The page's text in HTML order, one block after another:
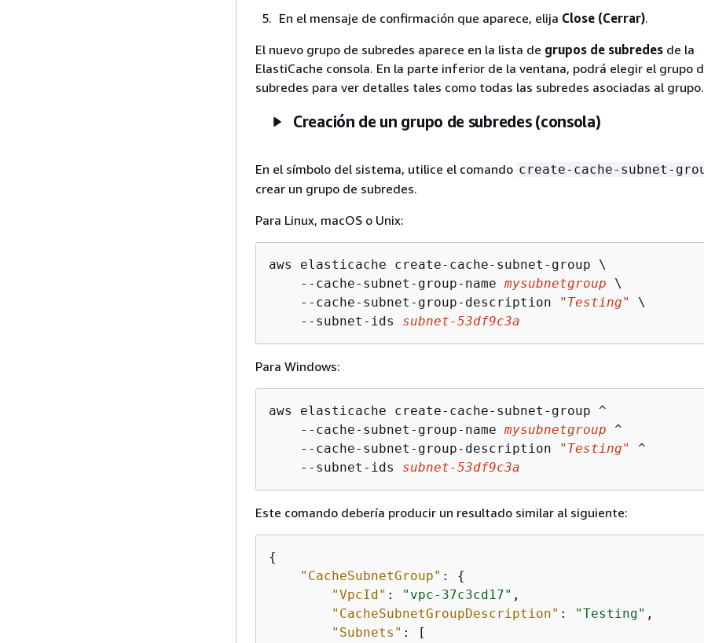
En el mensaje de confirmación que aparece, elija Close (Cerrar).
El nuevo grupo de subredes aparece en la lista de grupos de subredes de la
ElastiCache consola. En la parte inferior de la ventana, podrá elegir el grupo
subredes para ver detalles tales como todas las subredes asociadas al grupo.
Creación de un grupo de subredes (consola)
En el símbolo del sistema, utilice el comando create-cache-subnet-
crear un grupo de subredes.
Para Linux, macOS o Unix:
aws elasticache create-cache-subnet-group \
    --cache-subnet-group-name
mysubnetgroup \
    --cache-subnet-group-description
"Testing"
\
    --subnet-ids
subnet-53df9c3a
Para Windows:
aws elasticache create-cache-subnet-group ^
    --cache-subnet-group-name
mysubnetgroup ^
    --cache-subnet-group-description
"Testing"
^
    --subnet-ids
subnet-53df9c3a
Este comando debería producir un resultado similar al siguiente:
{
"CacheSubnetGroup" : {
"VpcId" : "vpc-37c3cd17" ,
"CacheSubnetGroupDescription" : "Testing" ,
"Subnets" : [